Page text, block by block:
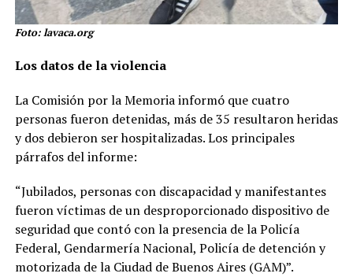
Foto: lavaca.org
Los datos de la violencia
La Comisión por la Memoria informó que cuatro
personas fueron detenidas, más de 35 resultaron heridas
y dos debieron ser hospitalizadas. Los principales
párrafos del informe:
“Jubilados, personas con discapacidad y manifestantes
fueron víctimas de un desproporcionado dispositivo de
seguridad que contó con la presencia de la Policía
Federal, Gendarmería Nacional, Policía de detención y
motorizada de la Ciudad de Buenos Aires (GAM)”.